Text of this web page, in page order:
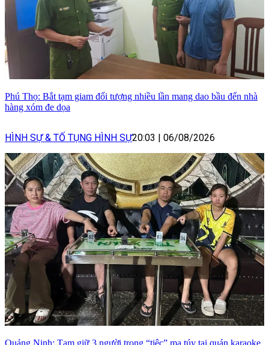
Phú Thọ: Bắt tạm giam đối tượng nhiều lần mang dao bầu đến nhà
hàng xóm đe dọa
HÌNH SỰ & TỐ TỤNG HÌNH SỰ20:03 06/08/2026